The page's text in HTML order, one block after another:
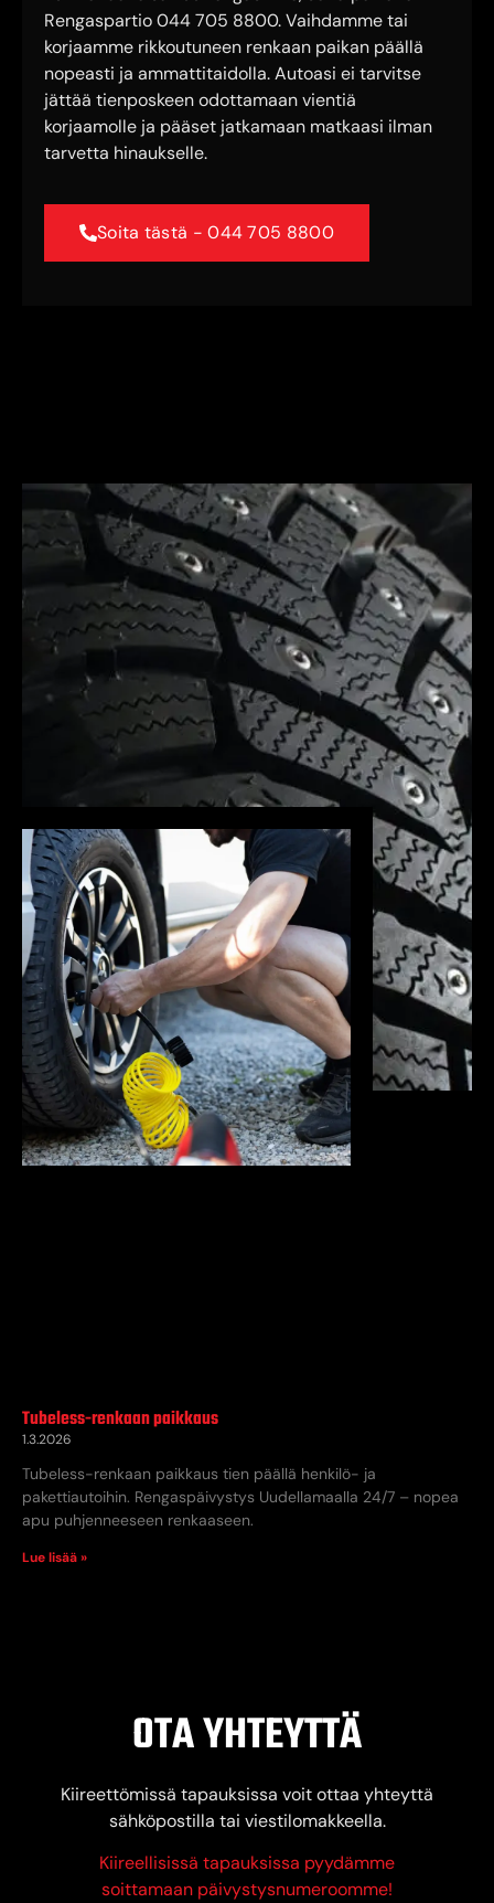
Rengaspartio 044 705 8800. Vaihdamme tai
korjaamme rikkoutuneen renkaan paikan päällä
nopeasti ja ammattitaidolla. Autoasi ei tarvitse
jättää tienposkeen odottamaan vientiä
korjaamolle ja pääset jatkamaan matkaasi ilman
tarvetta hinaukselle.
Soita tästä - 044 705 8800
Tubeless-renkaan paikkaus
1.3.2026
Tubeless-renkaan paikkaus tien päällä henkilö- ja
pakettiautoihin. Rengaspäivystys Uudellamaalla 24/7 – nopea
apu puhjenneeseen renkaaseen.
Lue lisää »
OTA YHTEYTTÄ
Kiireettömissä tapauksissa voit ottaa yhteyttä
sähköpostilla tai viestilomakkeella.
Kiireellisissä tapauksissa pyydämme
soittamaan päivystysnumeroomme!